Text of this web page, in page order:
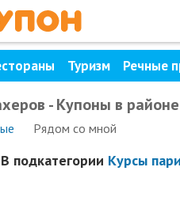
Туризм Речные
- Купоны в
Рядом со мной
В подкатегории Курсы